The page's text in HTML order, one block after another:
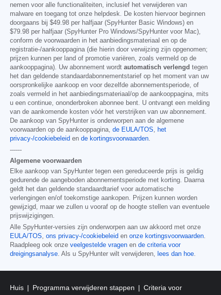
nemen voor alle functionaliteiten, inclusief het verwijderen van
malware en toegang tot onze helpdesk. De kosten hiervoor beginnen
doorgaans bij $49.98 per halfjaar (SpyHunter Basic Windows) en
$79.98 per halfjaar (SpyHunter Pro Windows/SpyHunter voor Mac),
conform de voorwaarden in het aanbiedingsmateriaal en op de
registratie-/aankooppagina (die hierin door verwijzing zijn opgenomen;
prijzen kunnen per land of promotie variëren, zoals vermeld op de
aankooppagina). Uw abonnement wordt automatisch verlengd tegen
het dan geldende standaardabonnementstarief op het moment van uw
oorspronkelijke aankoop en voor dezelfde abonnementsperiode, of
zoals vermeld in het aanbiedingsmateriaal/op de aankooppagina, mits
u een continue, ononderbroken abonnee bent. U ontvangt een melding
van de aankomende kosten vóór het verstrijken van uw abonnement.
De aankoop van SpyHunter is onderworpen aan de algemene
voorwaarden op de aankooppagina, de EULA/TOS
het
privacy-/cookiebeleid en de kortingsvoorwaarden
------
Algemene voorwaarden
Elke aankoop van SpyHunter tegen een gereduceerde prijs is geldig
gedurende de aangeboden abonnementsperiode met korting. Daarna
geldt het dan geldende standaardtarief voor automatische
verlengingen en/of toekomstige aankopen. Prijzen kunnen worden
gewijzigd, maar we zullen u vooraf op de hoogte stellen van eventuele
prijswijzigingen.
Alle SpyHunter-versies zijn onderworpen aan uw akkoord met onze
EULA/TOS
ons privacy-/cookiebeleid en onze kortingsvoorwaarden
Raadpleeg ook onze veelgestelde vragen en de criteria voor
dreigingsanalyse . Als u SpyHunter wilt verwijderen, lees dan hoe
Huis Programma verwijderen stappen Criteria voor